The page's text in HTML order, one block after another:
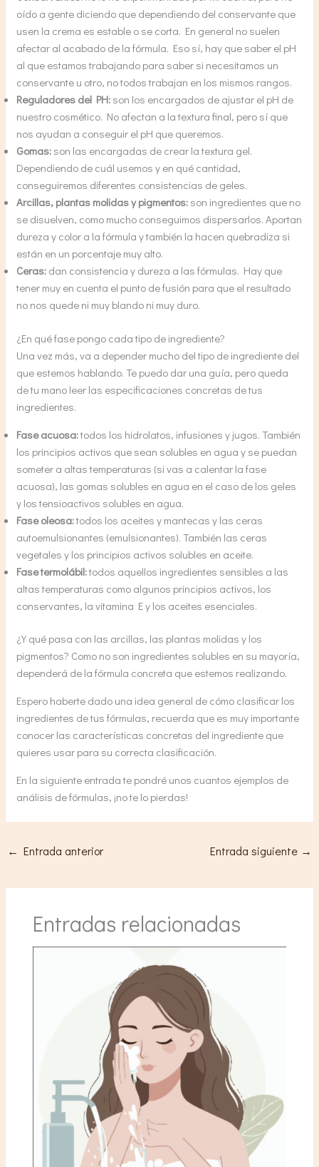
oído a gente diciendo que dependiendo del conservante que
usen la crema es estable o se corta. En general no suelen
afectar al acabado de la fórmula. Eso sí, hay que saber el pH
al que estamos trabajando para saber si necesitamos un
conservante u otro, no todos trabajan en los mismos rangos.
Reguladores del PH: son los encargados de ajustar el pH de
nuestro cosmético. No afectan a la textura final, pero sí que
nos ayudan a conseguir el pH que queremos.
Gomas: son las encargadas de crear la textura gel.
Dependiendo de cuál usemos y en qué cantidad,
conseguiremos diferentes consistencias de geles.
Arcillas, plantas molidas y pigmentos: son ingredientes que no
se disuelven, como mucho conseguimos dispersarlos. Aportan
dureza y color a la fórmula y también la hacen quebradiza si
están en un porcentaje muy alto.
Ceras: dan consistencia y dureza a las fórmulas. Hay que
tener muy en cuenta el punto de fusión para que el resultado
no nos quede ni muy blando ni muy duro.
¿En qué fase pongo cada tipo de ingrediente?
Una vez más, va a depender mucho del tipo de ingrediente del
que estemos hablando. Te puedo dar una guía, pero queda
de tu mano leer las especificaciones concretas de tus
ingredientes.
Fase acuosa:todos los hidrolatos, infusiones y jugos. También
los principios activos que sean solubles en agua y se puedan
someter a altas temperaturas (si vas a calentar la fase
acuosa), las gomas solubles en agua en el caso de los geles
y los tensioactivos solubles en agua.
Fase oleosa:todos los aceites y mantecas y las ceras
autoemulsionantes (emulsionantes). También las ceras
vegetales y los principios activos solubles en aceite.
Fase termolábil:todos aquellos ingredientes sensibles a las
altas temperaturas como algunos principios activos, los
conservantes, la vitamina E y los aceites esenciales.
¿Y qué pasa con las arcillas, las plantas molidas y los
pigmentos? Como no son ingredientes solubles en su mayoría,
dependerá de la fórmula concreta que estemos realizando.
Espero haberte dado una idea general de cómo clasificar los
ingredientes de tus fórmulas, recuerda que es muy importante
conocer las características concretas del ingrediente que
quieres usar para su correcta clasificación.
En la siguiente entrada te pondré unos cuantos ejemplos de
análisis de fórmulas, ¡no te lo pierdas!
← Entrada anterior Entrada siguiente →
Entradas relacionadas